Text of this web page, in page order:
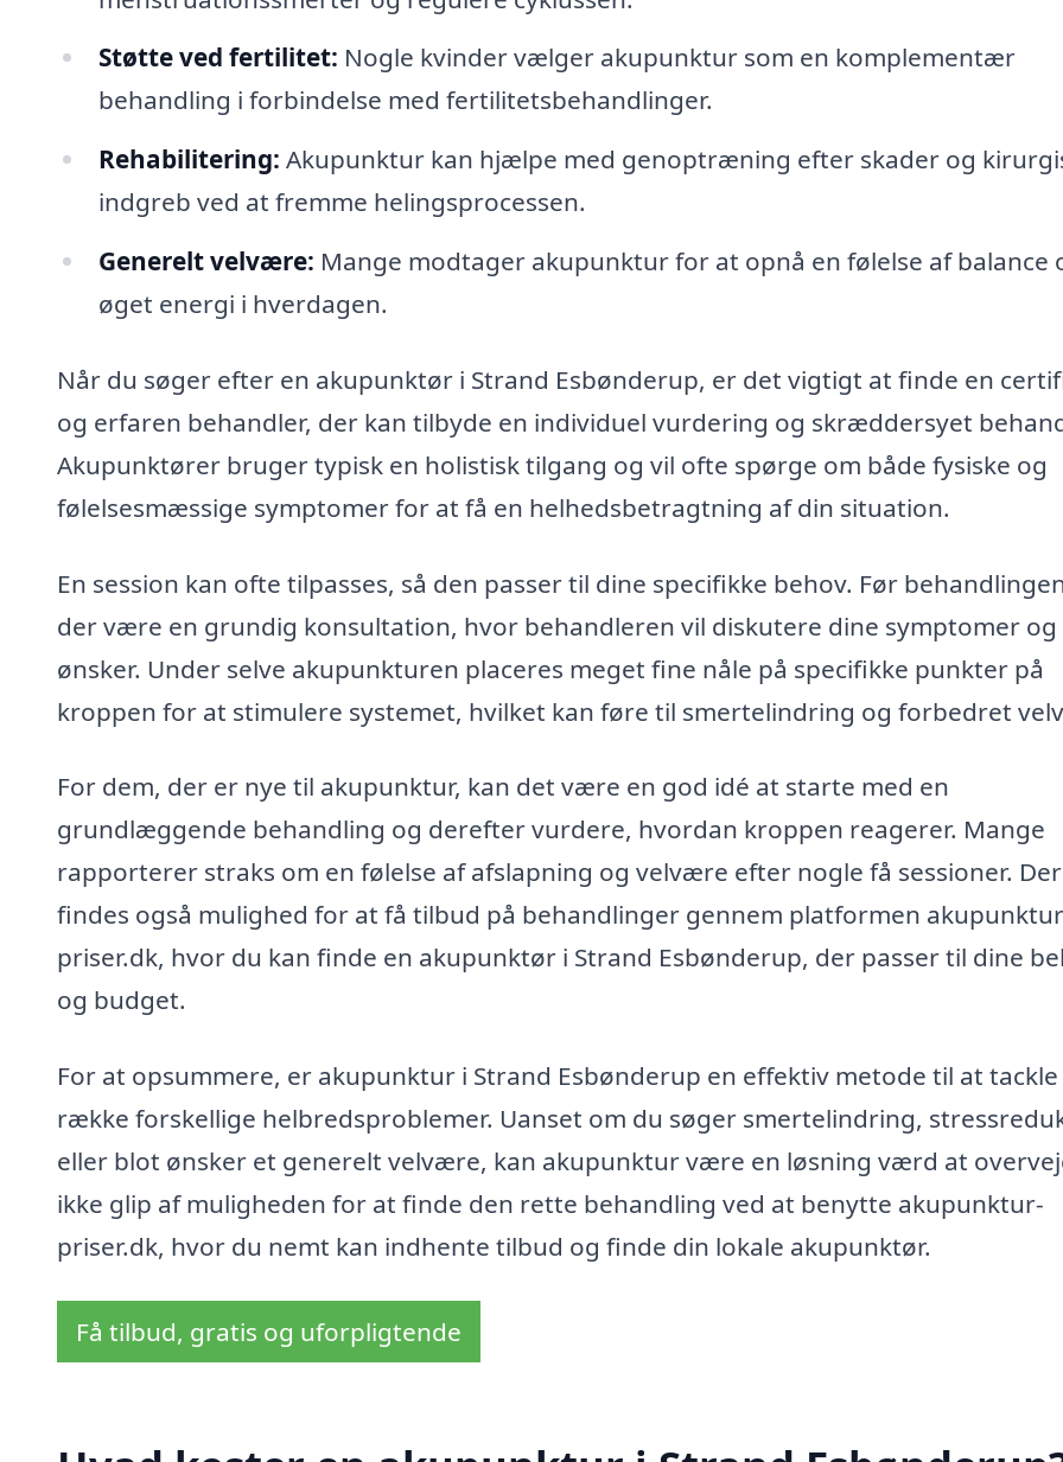
Støtte ved fertilitet: Nogle kvinder vælger akupunktur som en komplementær
behandling i forbindelse med fertilitetsbehandlinger.
Rehabilitering: Akupunktur kan hjælpe med genoptræning efter skader og
indgreb ved at fremme helingsprocessen.
Generelt velvære: Mange modtager akupunktur for at opnå en følelse af balance
øget energi i hverdagen.
Når du søger efter en akupunktør i Strand Esbønderup, er det vigtigt at finde en
og erfaren behandler, der kan tilbyde en individuel vurdering og skræddersyet
Akupunktører bruger typisk en holistisk tilgang og vil ofte spørge om både fysiske og
følelsesmæssige symptomer for at få en helhedsbetragtning af din situation.
En session kan ofte tilpasses, så den passer til dine specifikke behov. Før
der være en grundig konsultation, hvor behandleren vil diskutere dine symptomer og
ønsker. Under selve akupunkturen placeres meget fine nåle på specifikke punkter på
kroppen for at stimulere systemet, hvilket kan føre til smertelindring og forbedret
For dem, der er nye til akupunktur, kan det være en god idé at starte med en
grundlæggende behandling og derefter vurdere, hvordan kroppen reagerer. Mange
rapporterer straks om en følelse af afslapning og velvære efter nogle få sessioner. Der
findes også mulighed for at få tilbud på behandlinger gennem platformen
priser.dk, hvor du kan finde en akupunktør i Strand Esbønderup, der passer til dine
og budget.
For at opsummere, er akupunktur i Strand Esbønderup en effektiv metode til at tackle
række forskellige helbredsproblemer. Uanset om du søger smertelindring,
eller blot ønsker et generelt velvære, kan akupunktur være en løsning værd at
ikke glip af muligheden for at finde den rette behandling ved at benytte akupunktur-
priser.dk, hvor du nemt kan indhente tilbud og finde din lokale akupunktør.
Få tilbud, gratis og uforpligtende